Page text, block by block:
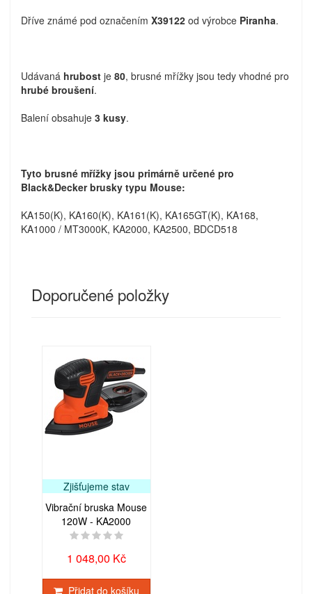
Dříve známé pod označením X39122 od výrobce Piranha.
Udávaná hrubost je 80, brusné mřížky jsou tedy vhodné pro
hrubé broušení.
Balení obsahuje 3 kusy.
Tyto brusné mřížky jsou primárně určené pro
Black&Decker brusky typu Mouse:
KA150(K), KA160(K), KA161(K), KA165GT(K), KA168,
KA1000 / MT3000K, KA2000, KA2500, BDCD518
Doporučené položky
Zjišťujeme stav
Vibrační bruska Mouse
120W - KA2000
1 048,00 Kč
Přidat do košíku